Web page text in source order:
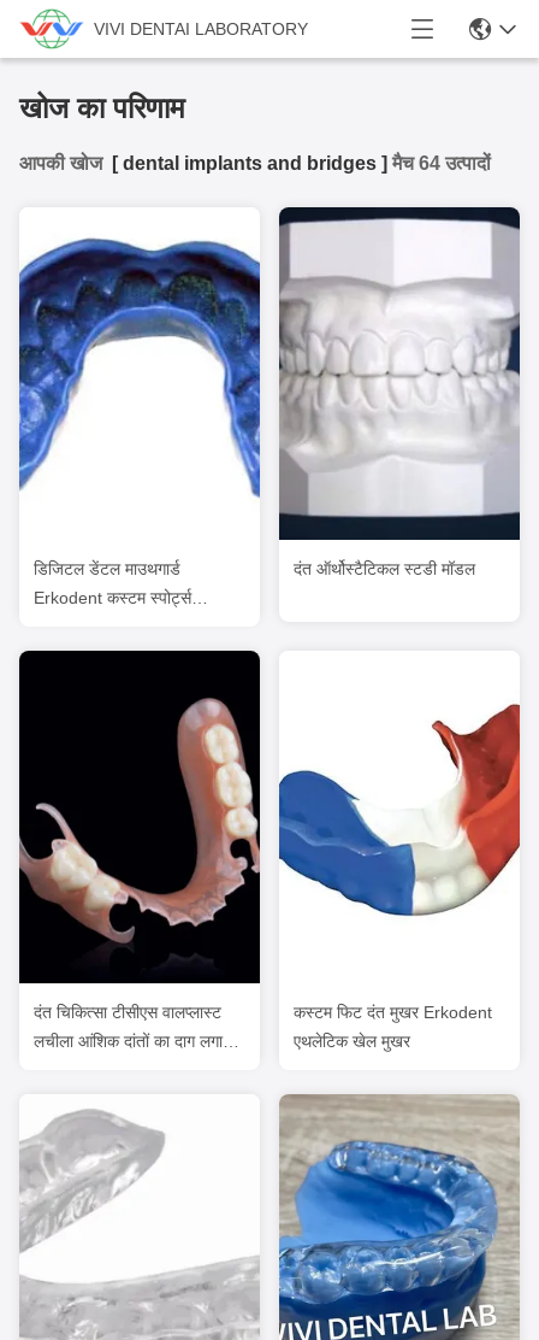
VIVI DENTAI LABORATORY
खोज का परिणाम
आपकी खोज [dental implants and bridges ] मैच 64 उत्पादों
डिजिटल डेंटल माउथगार्ड
Erkodent कस्टम स्पोर्ट्स
दंत ऑर्थोस्टैटिकल स्टडी मॉडल
दंत चिकित्सा टीसीएस वालप्लास्ट
लचीला आंशिक दांतों का दाग लगाना
कस्टम फिट दंत मुखर Erkodent
एथलेटिक खेल मुखर